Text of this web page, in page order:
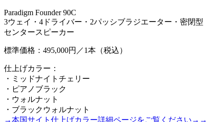
Paradigm Founder 90C
3ウェイ・4ドライバー・2パッシブラジエーター・密閉型
センタースピーカー
標準価格：495,000円／1本（税込）
仕上げカラー：
・ミッドナイトチェリー
・ピアノブラック
・ウォルナット
・ブラックウォルナット
→本国サイト仕上げカラー詳細ページをご覧ください→→